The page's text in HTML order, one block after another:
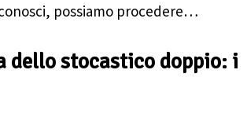
possiamo procedere…
dello stocastico doppio: i